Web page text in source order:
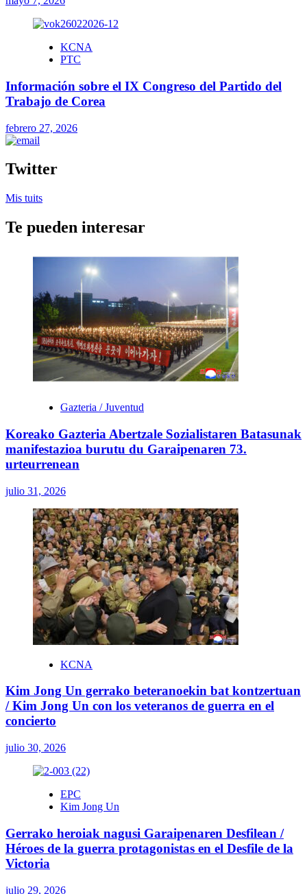
KCNA
PTC
Información sobre el IX Congreso del Partido del
Trabajo de Corea
febrero 27, 2026
Twitter
Mis tuits
Te pueden interesar
Gazteria / Juventud
Koreako Gazteria Abertzale Sozialistaren Batasunak
manifestazioa burutu du Garaipenaren 73.
urteurrenean
julio 31, 2026
KCNA
Kim Jong Un gerrako beteranoekin bat kontzertuan
/ Kim Jong Un con los veteranos de guerra en el
concierto
julio 30, 2026
EPC
Kim Jong Un
Gerrako heroiak nagusi Garaipenaren Desfilean /
Héroes de la guerra protagonistas en el Desfile de la
Victoria
julio 29, 2026